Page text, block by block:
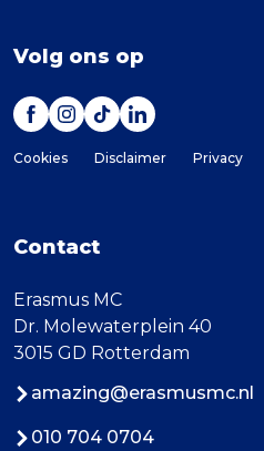
Volg ons op
Cookies Disclaimer Privacy
Contact
Erasmus MC
Dr. Molewaterplein 40
3015 GD Rotterdam
amazing@erasmusmc.nl
010 704 0704